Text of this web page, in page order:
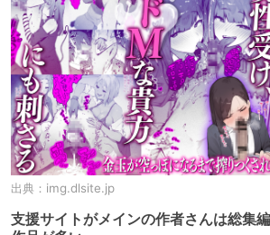
出典： img.dlsite.jp
支援サイトがメインの作者さんは総集